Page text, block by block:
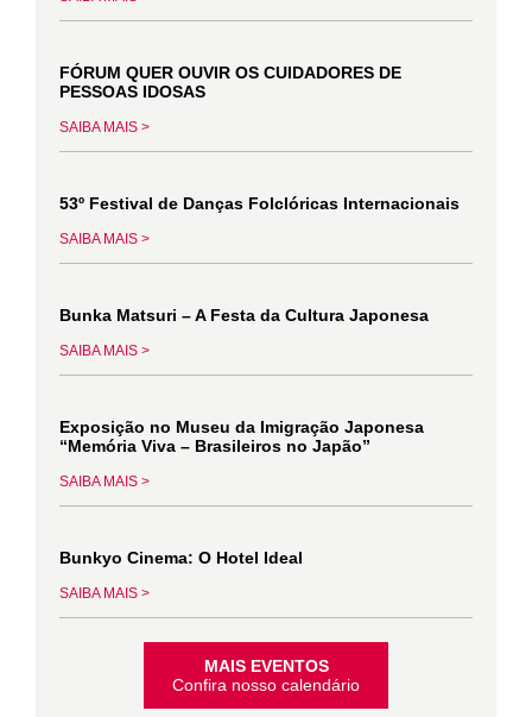
FÓRUM QUER OUVIR OS CUIDADORES DE
PESSOAS IDOSAS
SAIBA MAIS >
53º Festival de Danças Folclóricas Internacionais
SAIBA MAIS >
Bunka Matsuri – A Festa da Cultura Japonesa
SAIBA MAIS >
Exposição no Museu da Imigração Japonesa
“Memória Viva – Brasileiros no Japão”
SAIBA MAIS >
Bunkyo Cinema: O Hotel Ideal
SAIBA MAIS >
MAIS EVENTOS
Confira nosso calendário